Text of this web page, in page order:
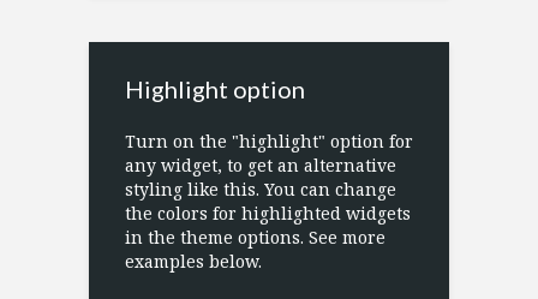
Highlight option
Turn on the "highlight" option for
any widget, to get an alternative
styling like this. You can change
the colors for highlighted widgets
in the theme options. See more
examples below.